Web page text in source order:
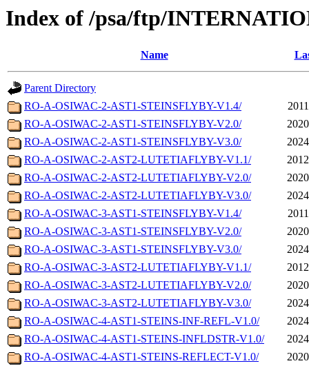
Index of /psa/ftp/
Name
Parent Directory
RO-A-OSIWAC-2-AST1-STEINSFLYBY-V1.4/
RO-A-OSIWAC-2-AST1-STEINSFLYBY-V2.0/
RO-A-OSIWAC-2-AST1-STEINSFLYBY-V3.0/
RO-A-OSIWAC-2-AST2-LUTETIAFLYBY-V1.1/
RO-A-OSIWAC-2-AST2-LUTETIAFLYBY-V2.0/
RO-A-OSIWAC-2-AST2-LUTETIAFLYBY-V3.0/
RO-A-OSIWAC-3-AST1-STEINSFLYBY-V1.4/
RO-A-OSIWAC-3-AST1-STEINSFLYBY-V2.0/
RO-A-OSIWAC-3-AST1-STEINSFLYBY-V3.0/
RO-A-OSIWAC-3-AST2-LUTETIAFLYBY-V1.1/
RO-A-OSIWAC-3-AST2-LUTETIAFLYBY-V2.0/
RO-A-OSIWAC-3-AST2-LUTETIAFLYBY-V3.0/
RO-A-OSIWAC-4-AST1-STEINS-INF-REFL-V1.0/
RO-A-OSIWAC-4-AST1-STEINS-INFLDSTR-V1.0/
RO-A-OSIWAC-4-AST1-STEINS-REFLECT-V1.0/